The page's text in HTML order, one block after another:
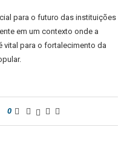
para o futuro das instituições
em um contexto onde a
vital para o fortalecimento da
0